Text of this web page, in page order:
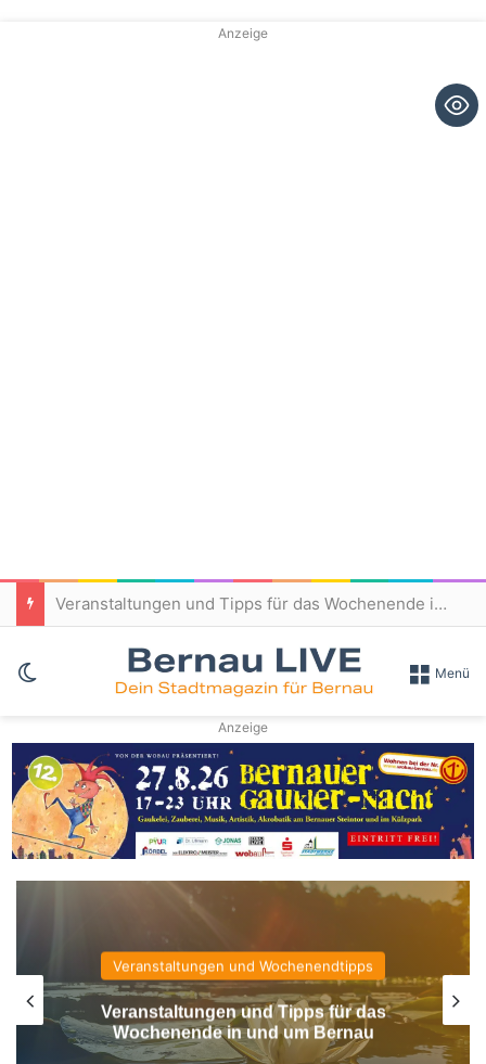
Anzeige
Patientenfürsprecher/Patientenfürsprecherin (m/w/d) – Immanuel Klinikum Bernau
Skin umschalten Menü
Anzeige
Stellen- und Ausbildungsangebote
Patientenfürsprecher/Patientenfürsprecherin
(m/w/d) – Immanuel Klinikum Bernau